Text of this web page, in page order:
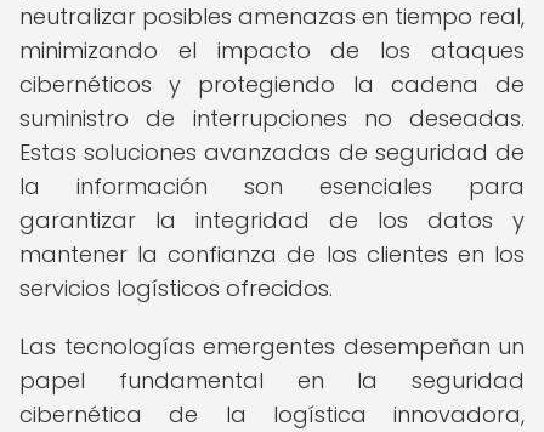
neutralizar posibles amenazas en tiempo real,
minimizando el impacto de los ataques
cibernéticos y protegiendo la cadena de
suministro de interrupciones no deseadas.
Estas soluciones avanzadas de seguridad de
la información son esenciales para
garantizar la integridad de los datos y
mantener la confianza de los clientes en los
servicios logísticos ofrecidos.
Las tecnologías emergentes desempeñan un
papel fundamental en la seguridad
cibernética de la logística innovadora,